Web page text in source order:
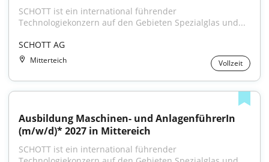
SCHOTT ist ein international führender
Technologiekonzern auf den Gebieten Spezialglas und...
SCHOTT AG
Mitterteich Vollzeit
Ausbildung Maschinen- und AnlagenführerIn
(m/w/d)* 2027 in Mittereich
SCHOTT ist ein international führender